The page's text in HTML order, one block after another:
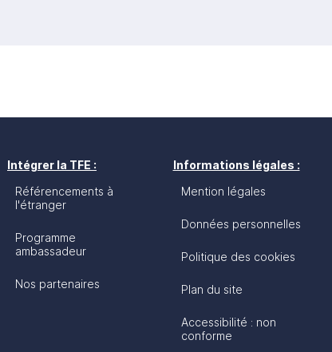
Intégrer la TFE :
Référencements à
l'étranger
Programme
ambassadeur
Nos partenaires
Informations légales :
Mention légales
Données personnelles
Politique des cookies
Plan du site
Accessibilité : non
conforme